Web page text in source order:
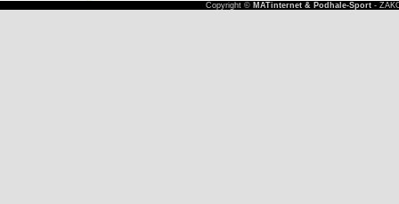
Copyright © MATinternet & Podhale-Sport-